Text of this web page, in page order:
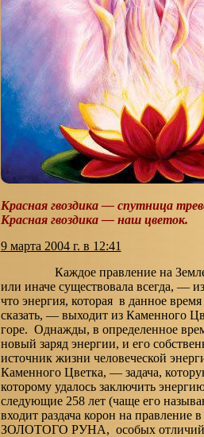
Красная гвоздика — спутница
Красная гвоздика — наш цветок.
9 марта 2004 г. в 12:41
Каждое правление на Земле,
или иначе существовала всегда, —
что энергия, которая в данное
сказать, — выходит из Каменного
горе. Однажды, в определенное
новый заряд энергии, и его
источник жизни человеческой
Каменного Цветка, — задача,
которому удалось заключить
следующие 258 лет (чаще его
входит раздача корон на правление
ЗОЛОТОГО РУНА, особых отличий,